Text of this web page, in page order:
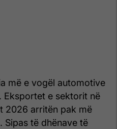
më e vogël automotive
Eksportet e sektorit në
2026 arritën pak më
Sipas të dhënave të